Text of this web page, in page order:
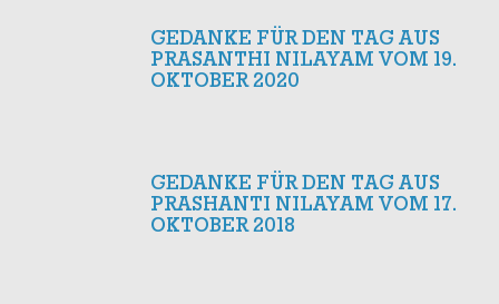
GEDANKE FÜR DEN TAG AUS
PRASANTHI NILAYAM VOM 19.
OKTOBER 2020
GEDANKE FÜR DEN TAG AUS
PRASHANTI NILAYAM VOM 17.
OKTOBER 2018